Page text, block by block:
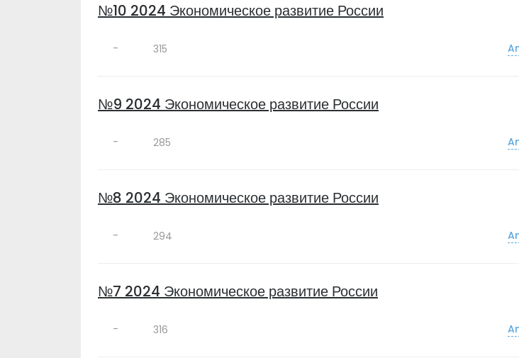
№10 2024 Экономическое развитие России
- 315
№9 2024 Экономическое развитие России
- 285
№8 2024 Экономическое развитие России
- 294
№7 2024 Экономическое развитие России
- 316